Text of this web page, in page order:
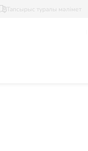
Тапсырыс туралы мәлімет